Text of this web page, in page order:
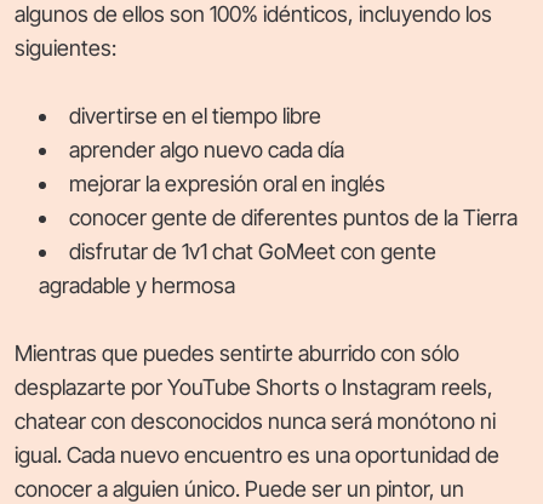
algunos de ellos son 100% idénticos, incluyendo los
siguientes:
divertirse en el tiempo libre
aprender algo nuevo cada día
mejorar la expresión oral en inglés
conocer gente de diferentes puntos de la Tierra
disfrutar de 1v1 chat GoMeet con gente
agradable y hermosa
Mientras que puedes sentirte aburrido con sólo
desplazarte por YouTube Shorts o Instagram reels,
chatear con desconocidos nunca será monótono ni
igual. Cada nuevo encuentro es una oportunidad de
conocer a alguien único. Puede ser un pintor, un